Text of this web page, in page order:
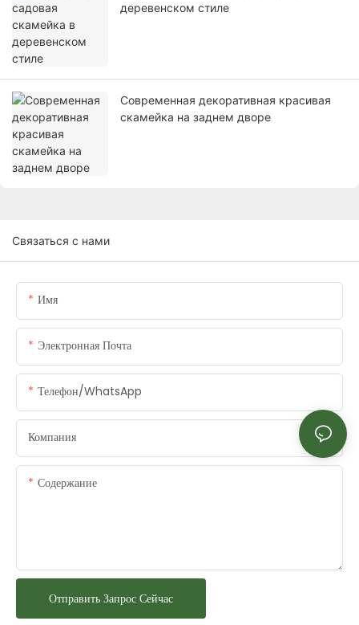
деревенском стиле
Современная декоративная красивая
скамейка на заднем дворе
Связаться с нами
Имя
Электронная Почта
Телефон/WhatsApp
Компания
Содержание
Отправить Запрос Сейчас